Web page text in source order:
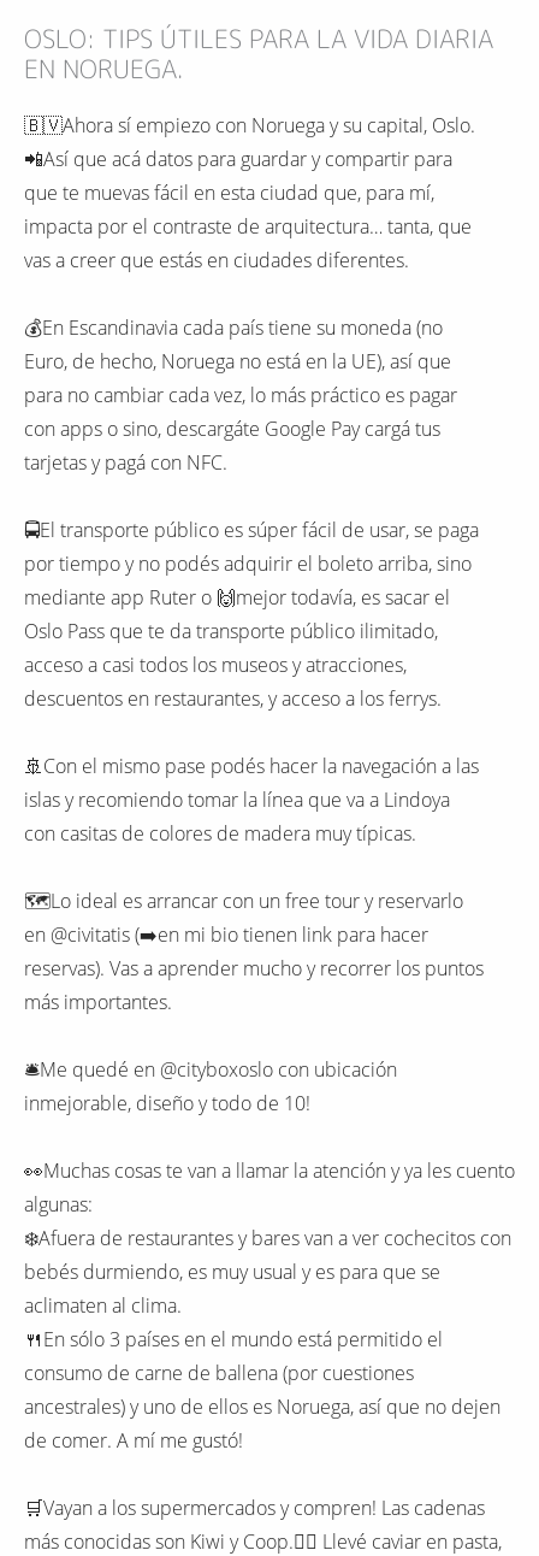
OSLO: TIPS ÚTILES PARA LA VIDA DIARIA
EN NORUEGA.
🇧🇻Ahora sí empiezo con Noruega y su capital, Oslo.
📲Así que acá datos para guardar y compartir para
que te muevas fácil en esta ciudad que, para mí,
impacta por el contraste de arquitectura… tanta, que
vas a creer que estás en ciudades diferentes.
💰En Escandinavia cada país tiene su moneda (no
Euro, de hecho, Noruega no está en la UE), así que
para no cambiar cada vez, lo más práctico es pagar
con apps o sino, descargáte Google Pay cargá tus
tarjetas y pagá con NFC.
🚍El transporte público es súper fácil de usar, se paga
por tiempo y no podés adquirir el boleto arriba, sino
mediante app Ruter o 🙌mejor todavía, es sacar el
Oslo Pass que te da transporte público ilimitado,
acceso a casi todos los museos y atracciones,
descuentos en restaurantes, y acceso a los ferrys.
🚢Con el mismo pase podés hacer la navegación a las
islas y recomiendo tomar la línea que va a Lindoya
con casitas de colores de madera muy típicas.
🗺Lo ideal es arrancar con un free tour y reservarlo
en @civitatis (➡️en mi bio tienen link para hacer
reservas). Vas a aprender mucho y recorrer los puntos
más importantes.
🛎Me quedé en @cityboxoslo con ubicación
inmejorable, diseño y todo de 10!
👀Muchas cosas te van a llamar la atención y ya les cuento
algunas:
❄️Afuera de restaurantes y bares van a ver cochecitos con
bebés durmiendo, es muy usual y es para que se
aclimaten al clima.
🍴En sólo 3 países en el mundo está permitido el
consumo de carne de ballena (por cuestiones
ancestrales) y uno de ellos es Noruega, así que no dejen
de comer. A mí me gustó!
🛒Vayan a los supermercados y compren! Las cadenas
más conocidas son Kiwi y Coop.🙋‍♀️ Llevé caviar en pasta,